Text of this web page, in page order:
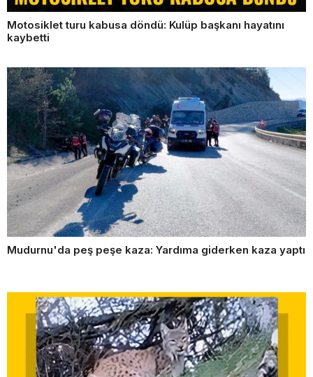
Motosiklet turu kabusa döndü: Kulüp başkanı hayatını
kaybetti
Mudurnu'da peş peşe kaza: Yardıma giderken kaza yaptı